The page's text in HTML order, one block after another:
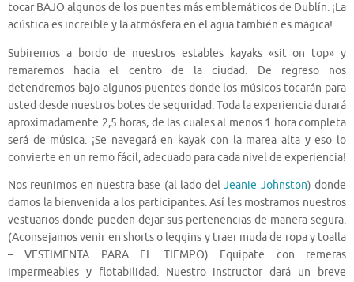
tocar BAJO algunos de los puentes más emblemáticos de Dublín. ¡La
acústica es increíble y la atmósfera en el agua también es mágica!
Subiremos a bordo de nuestros estables kayaks «sit on top» y
remaremos hacia el centro de la ciudad. De regreso nos
detendremos bajo algunos puentes donde los músicos tocarán para
usted desde nuestros botes de seguridad. Toda la experiencia durará
aproximadamente 2,5 horas, de las cuales al menos 1 hora completa
será de música. ¡Se navegará en kayak con la marea alta y eso lo
convierte en un remo fácil, adecuado para cada nivel de experiencia!
Nos reunimos en nuestra base (al lado delJeanie Johnston) donde
damos la bienvenida a los participantes. Así les mostramos nuestros
vestuarios donde pueden dejar sus pertenencias de manera segura.
(Aconsejamos venir en shorts o leggins y traer muda de ropa y toalla
– VESTIMENTA PARA EL TIEMPO) Equípate con remeras
impermeables y flotabilidad. Nuestro instructor dará un breve